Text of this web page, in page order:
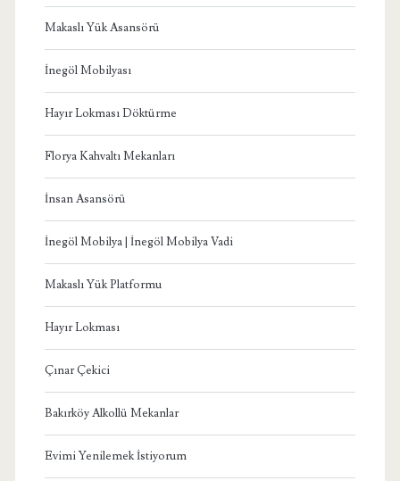
Makaslı Yük Asansörü
İnegöl Mobilyası
Hayır Lokması Döktürme
Florya Kahvaltı Mekanları
İnsan Asansörü
İnegöl Mobilya | İnegöl Mobilya Vadi
Makaslı Yük Platformu
Hayır Lokması
Çınar Çekici
Bakırköy Alkollü Mekanlar
Evimi Yenilemek İstiyorum